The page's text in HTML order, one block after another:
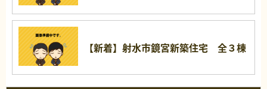
【新着】射水市鏡宮新築住宅 全３棟